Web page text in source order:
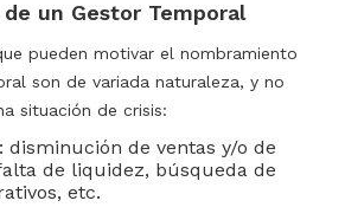
un Gestor Temporal
pueden motivar el nombramiento
son de variada naturaleza, y no
situación de crisis:
: disminución de ventas y/o de
de liquidez, búsqueda de
etc.